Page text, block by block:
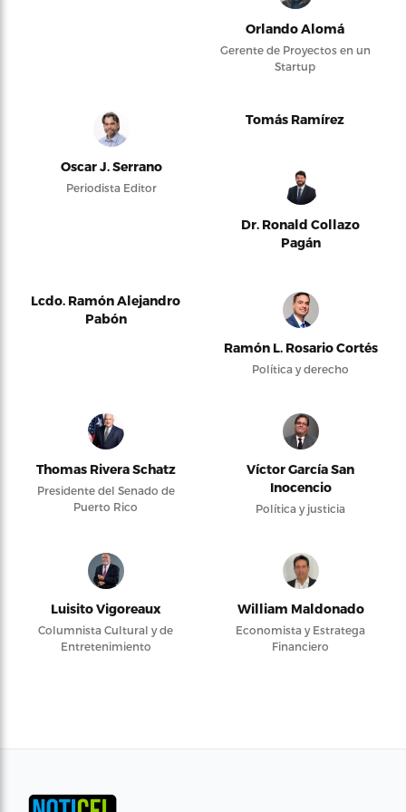
Orlando Alomá
Gerente de Proyectos en un
Startup
Oscar J. Serrano
Periodista Editor
Tomás Ramírez
Dr. Ronald Collazo
Pagán
Lcdo. Ramón Alejandro
Pabón
Ramón L. Rosario Cortés
Política y derecho
Thomas Rivera Schatz
Presidente del Senado de
Puerto Rico
Víctor García San
Inocencio
Política y justicia
Luisito Vigoreaux
Columnista Cultural y de
Entretenimiento
William Maldonado
Economista y Estratega
Financiero